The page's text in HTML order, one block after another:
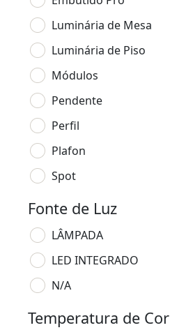
Luminária de Mesa
Luminária de Piso
Módulos
Pendente
Perfil
Plafon
Spot
Fonte de Luz
LÂMPADA
LED INTEGRADO
N/A
Temperatura de Cor